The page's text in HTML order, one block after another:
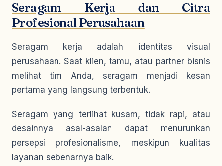
Seragam Kerja dan Citra
Profesional Perusahaan
Seragam kerja adalah identitas visual
perusahaan. Saat klien, tamu, atau partner bisnis
melihat tim Anda, seragam menjadi kesan
pertama yang langsung terbentuk.
Seragam yang terlihat kusam, tidak rapi, atau
desainnya asal-asalan dapat menurunkan
persepsi profesionalisme, meskipun kualitas
layanan sebenarnya baik.